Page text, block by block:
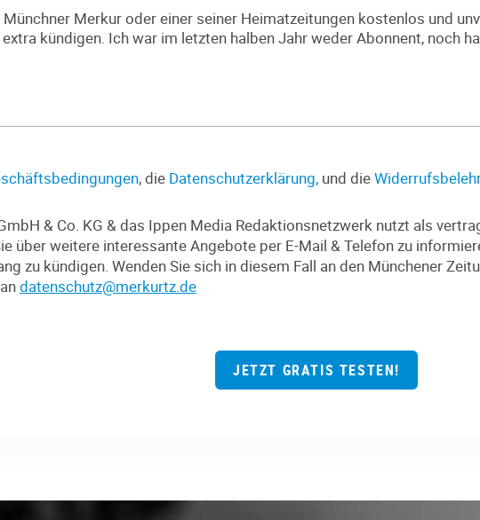
Merkur oder einer seiner Heimatzeitungen kostenlos und
kündigen. Ich war im letzten halben Jahr weder Abonnent, noch
, die Datenschutzerklärung, und die
& Co. KG & das Ippen Media Redaktionsnetzwerk nutzt als
über weitere interessante Angebote per E-Mail & Telefon zu
zu kündigen. Wenden Sie sich in diesem Fall an den Münchener
datenschutz@merkurtz.de
JETZT GRATIS TESTEN!